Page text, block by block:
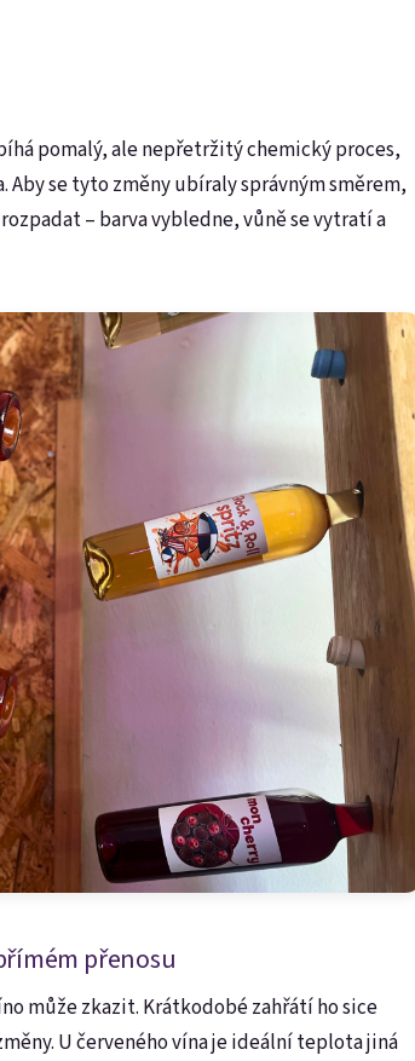
pomalý, ale nepřetržitý chemický proces,
se tyto změny ubíraly správným směrem,
– barva vybledne, vůně se vytratí a
přenosu
může zkazit. Krátkodobé zahřátí ho sice
U červeného vína je ideální teplota jiná